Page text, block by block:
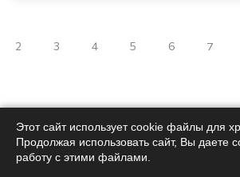
2 3 4 5 6 7
Поможем
Этот сайт использует cookie файлы для
Продолжая использовать сайт, Вы даете
работу с этими файлами.